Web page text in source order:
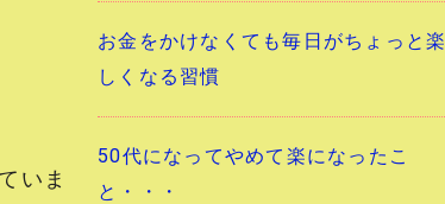
いま
お金をかけなくても毎日がちょっと楽
しくなる習慣
50代になってやめて楽になったこ
と・・・